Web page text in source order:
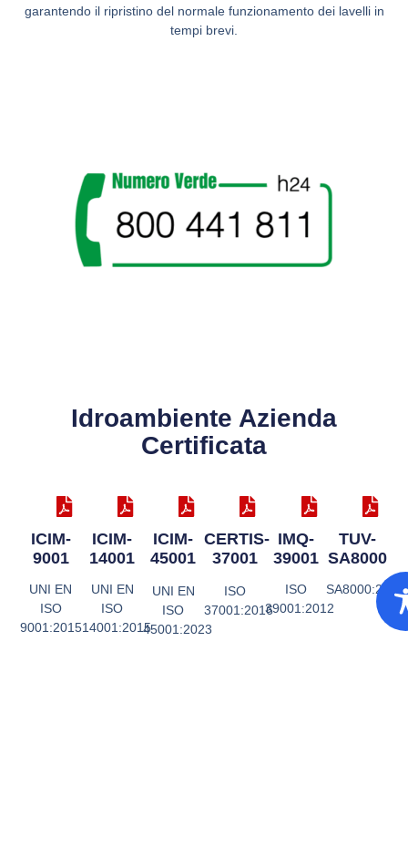
garantendo il ripristino del normale funzionamento dei lavelli in
tempi brevi.
Idroambiente Azienda
Certificata
ICIM-
9001
UNI EN
ISO
9001:2015
ICIM-
14001
UNI EN
ISO
14001:2015
ICIM-
45001
UNI EN
ISO
45001:2023
CERTIS-
37001
ISO
37001:2016
IMQ-
39001
ISO
39001:2012
TUV-
SA8000
SA8000:2014